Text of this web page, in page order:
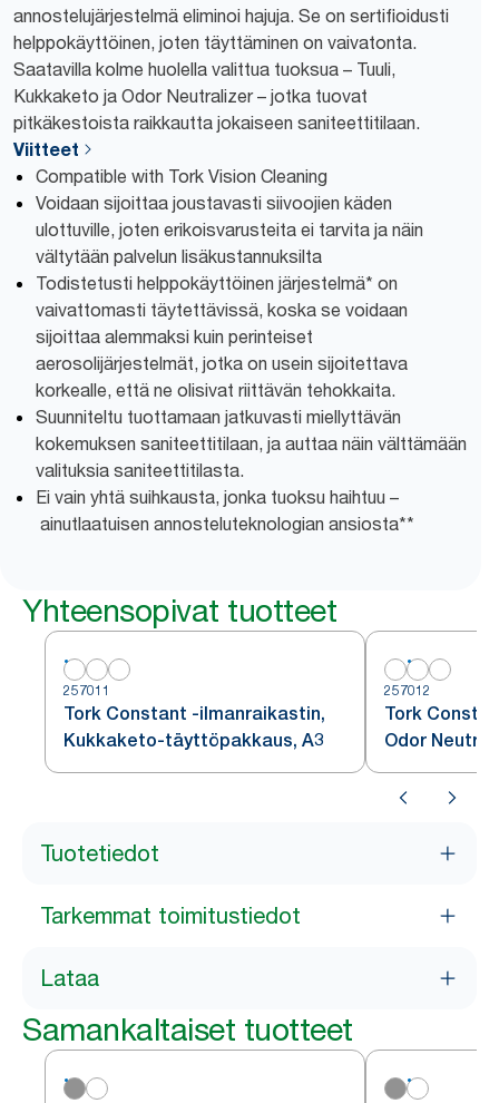
annostelujärjestelmä eliminoi hajuja. Se on sertifioidusti
helppokäyttöinen, joten täyttäminen on vaivatonta.
Saatavilla kolme huolella valittua tuoksua – Tuuli,
Kukkaketo ja Odor Neutralizer – jotka tuovat
pitkäkestoista raikkautta jokaiseen saniteettitilaan.
Viitteet
Compatible with Tork Vision Cleaning
Voidaan sijoittaa joustavasti siivoojien käden
ulottuville, joten erikoisvarusteita ei tarvita ja näin
vältytään palvelun lisäkustannuksilta
Todistetusti helppokäyttöinen järjestelmä* on
vaivattomasti täytettävissä, koska se voidaan
sijoittaa alemmaksi kuin perinteiset
aerosolijärjestelmät, jotka on usein sijoitettava
korkealle, että ne olisivat riittävän tehokkaita.
Suunniteltu tuottamaan jatkuvasti miellyttävän
kokemuksen saniteettitilaan, ja auttaa näin välttämään
valituksia saniteettitilasta.
Ei vain yhtä suihkausta, jonka tuoksu haihtuu –
ainutlaatuisen annosteluteknologian ansiosta**
Yhteensopivat tuotteet
257011
Tork Constant -ilmanraikastin,
Kukkaketo-täyttöpakkaus, A3
257012
Tork
Odor
Tuotetiedot
Tarkemmat toimitustiedot
Lataa
Samankaltaiset tuotteet